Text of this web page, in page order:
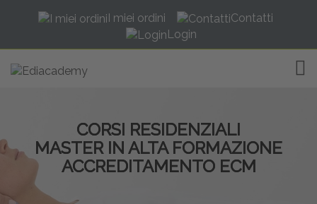
I miei ordini
Contatti
Login
CORSI RESIDENZIALI
MASTER IN ALTA FORMAZIONE
ACCREDITAMENTO ECM